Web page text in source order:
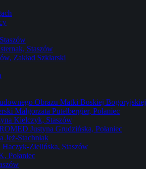
Staszów
Zakład Szklarski
Obrazu Matki Boskiej Bogoryjskiej
Małgorzata Putelbergier, Połaniec
Kielczyk, Staszów
Justyna Grudzińska, Połaniec
Jeż-Stachniak
Haczyk-Zielińska, Staszów
Połaniec